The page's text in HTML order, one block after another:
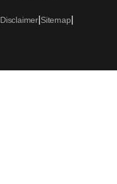
Disclaimer Sitemap|